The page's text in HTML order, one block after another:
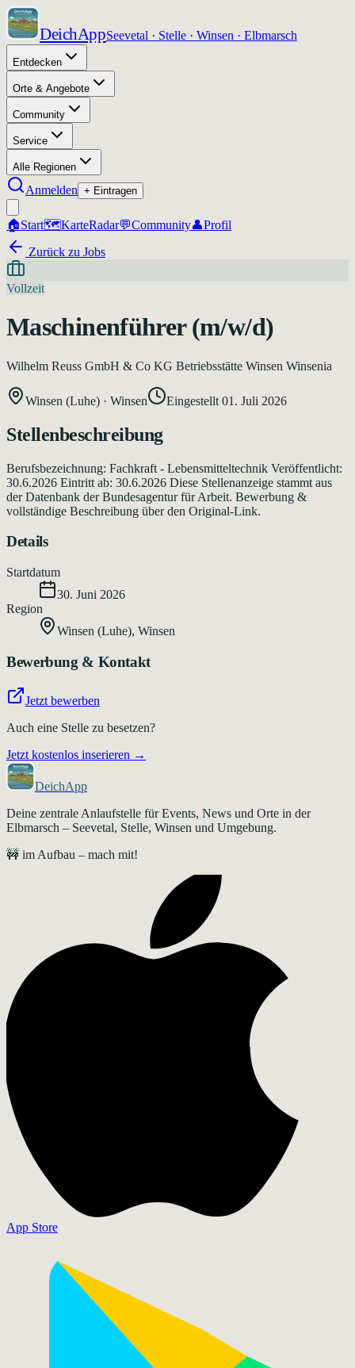
DeichAppSeevetal · Stelle · Winsen · Elbmarsch
Entdecken
Orte & Angebote
Community
Service
Alle Regionen
Anmelden + Eintragen
🏠Start🗺️KarteRadar💬Community👤Profil
Zurück zu Jobs
Vollzeit
Maschinenführer (m/w/d)
Wilhelm Reuss GmbH & Co KG Betriebsstätte Winsen Winsenia
Winsen (Luhe) · Winsen Eingestellt 01. Juli 2026
Stellenbeschreibung
Berufsbezeichnung: Fachkraft - Lebensmitteltechnik Veröffentlicht:
30.6.2026 Eintritt ab: 30.6.2026 Diese Stellenanzeige stammt aus
der Datenbank der Bundesagentur für Arbeit. Bewerbung &
vollständige Beschreibung über den Original-Link.
Details
Startdatum
30. Juni 2026
Region
Winsen (Luhe), Winsen
Bewerbung & Kontakt
Jetzt bewerben
Auch eine Stelle zu besetzen?
Jetzt kostenlos inserieren →
DeichApp
Deine zentrale Anlaufstelle für Events, News und Orte in der
Elbmarsch – Seevetal, Stelle, Winsen und Umgebung.
🚧 im Aufbau – mach mit!
App Store